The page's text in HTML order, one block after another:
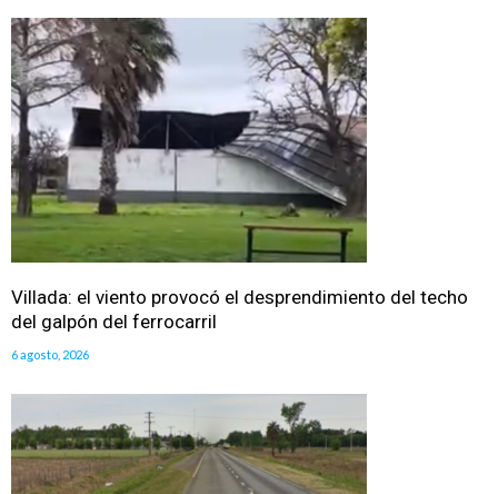
Villada: el viento provocó el desprendimiento del techo
del galpón del ferrocarril
6 agosto, 2026